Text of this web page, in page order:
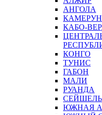
АНГОЛА
КАМЕРУН
КАБО-
КОНГО
ТУНИС
ГАБОН
МАЛИ
РУАНДА
ЮЖНАЯ